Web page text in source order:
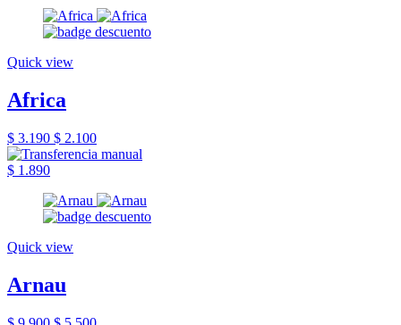
Quick view
Africa
$ 3.190 $ 2.100
$ 1.890
Quick view
Arnau